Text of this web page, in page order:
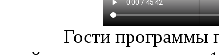
Гости программы